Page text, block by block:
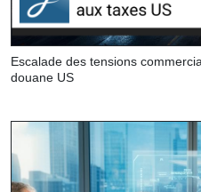
Escalade des tensions
douane US